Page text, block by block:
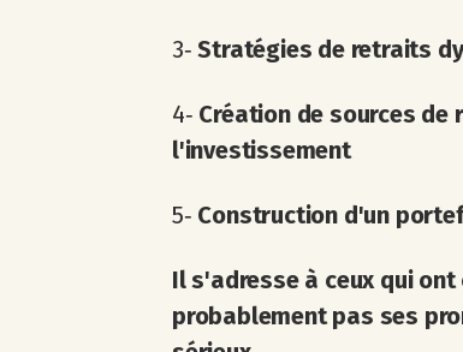
3‐Stratégies de retraits
4‐ Création de sources de
l'investissement
5‐ Construction d'un
Il s'adresse à ceux qui
probablement pas ses